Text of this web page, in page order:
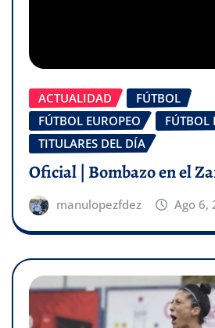
ACTUALIDAD
FÚTBOL
FÚTBOL EUROPEO
FÚTBOL
TITULARES DEL DÍA
Oficial | Bombazo en el
manulopezfdez Ago 6,